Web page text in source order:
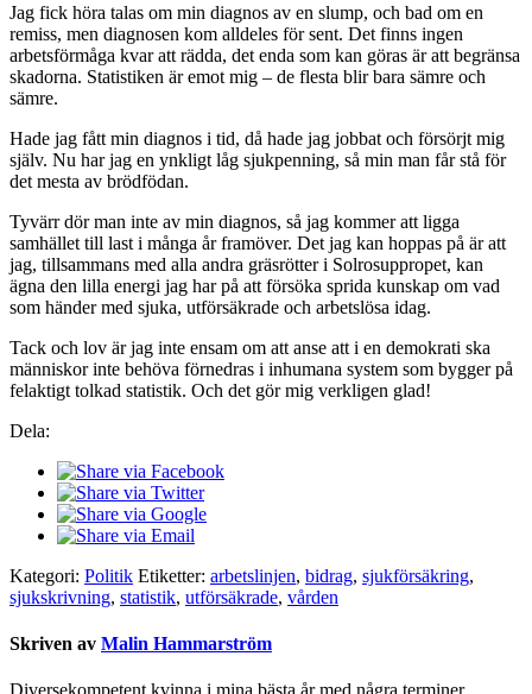
Jag fick höra talas om min diagnos av en slump, och bad om en
remiss, men diagnosen kom alldeles för sent. Det finns ingen
arbetsförmåga kvar att rädda, det enda som kan göras är att begränsa
skadorna. Statistiken är emot mig – de flesta blir bara sämre och
sämre.
Hade jag fått min diagnos i tid, då hade jag jobbat och försörjt mig
själv. Nu har jag en ynkligt låg sjukpenning, så min man får stå för
det mesta av brödfödan.
Tyvärr dör man inte av min diagnos, så jag kommer att ligga
samhället till last i många år framöver. Det jag kan hoppas på är att
jag, tillsammans med alla andra gräsrötter i Solrosuppropet, kan
ägna den lilla energi jag har på att försöka sprida kunskap om vad
som händer med sjuka, utförsäkrade och arbetslösa idag.
Tack och lov är jag inte ensam om att anse att i en demokrati ska
människor inte behöva förnedras i inhumana system som bygger på
felaktigt tolkad statistik. Och det gör mig verkligen glad!
Dela:
Kategori: Politik Etiketter: arbetslinjen, bidrag, sjukförsäkring,
sjukskrivning, statistik, utförsäkrade, vården
Skriven av Malin Hammarström